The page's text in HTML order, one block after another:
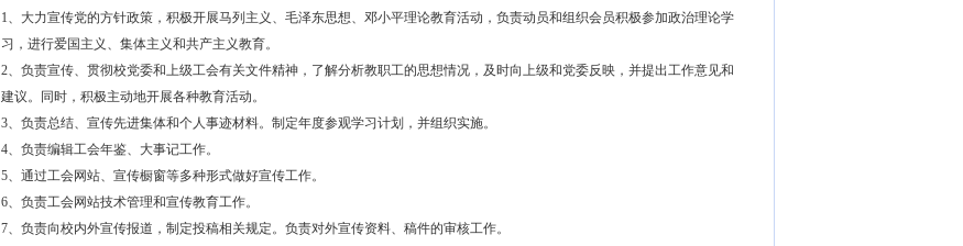
1、大力宣传党的方针政策，积极开展马列主义、毛泽东思想、邓小平理论教育活动，负责动员和组织会员积极参加政治理论学
习，进行爱国主义、集体主义和共产主义教育。
2、负责宣传、贯彻校党委和上级工会有关文件精神，了解分析教职工的思想情况，及时向上级和党委反映，并提出工作意见和
建议。同时，积极主动地开展各种教育活动。
3、负责总结、宣传先进集体和个人事迹材料。制定年度参观学习计划，并组织实施。
4、负责编辑工会年鉴、大事记工作。
5、通过工会网站、宣传橱窗等多种形式做好宣传工作。
6、负责工会网站技术管理和宣传教育工作。
7、负责向校内外宣传报道，制定投稿相关规定。负责对外宣传资料、稿件的审核工作。